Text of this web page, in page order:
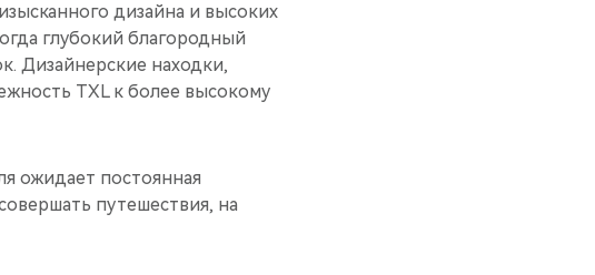
дизайна и высоких
глубокий благородный
Дизайнерские находки,
TXL к более высокому
ожидает постоянная
путешествия, на